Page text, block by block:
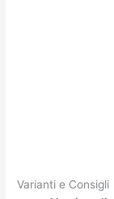
Varianti e Consigli